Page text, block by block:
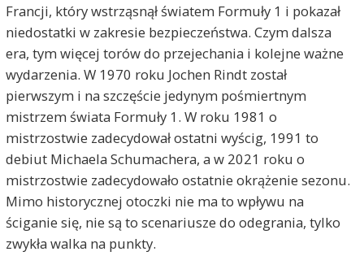
Francji, który wstrząsnął światem Formuły 1 i pokazał
niedostatki w zakresie bezpieczeństwa. Czym dalsza
era, tym więcej torów do przejechania i kolejne ważne
wydarzenia. W 1970 roku Jochen Rindt został
pierwszym i na szczęście jedynym pośmiertnym
mistrzem świata Formuły 1. W roku 1981 o
mistrzostwie zadecydował ostatni wyścig, 1991 to
debiut Michaela Schumachera, a w 2021 roku o
mistrzostwie zadecydowało ostatnie okrążenie sezonu.
Mimo historycznej otoczki nie ma to wpływu na
ściganie się, nie są to scenariusze do odegrania, tylko
zwykła walka na punkty.